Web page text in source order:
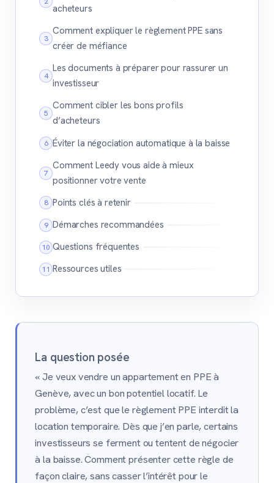
acheteurs
Comment expliquer le règlement PPE sans
créer de méfiance
Les documents à préparer pour rassurer un
investisseur
Comment cibler les bons profils
d’acheteurs
Éviter la négociation automatique à la baisse
Comment Leedy vous aide à mieux
positionner votre vente
Points clés à retenir
Démarches recommandées
Questions fréquentes
Ressources utiles
La question posée
« Je veux vendre un appartement en PPE à
Genève, avec un bon potentiel locatif. Le
problème, c’est que le règlement PPE interdit la
location temporaire. Dès que j’en parle, certains
investisseurs se ferment ou tentent de négocier
à la baisse. Comment présenter cette règle de
façon claire, sans casser l’intérêt pour le